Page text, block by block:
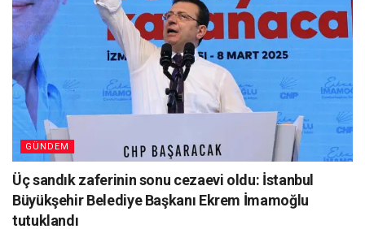
GÜNDEM
Üç sandık zaferinin sonu cezaevi oldu: İstanbul
Büyükşehir Belediye Başkanı Ekrem İmamoğlu
tutuklandı